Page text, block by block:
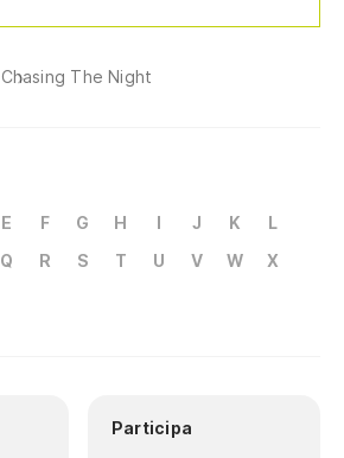
Chasing The Night
E F G H I J K
L
Q R S T U V W
X
Participa